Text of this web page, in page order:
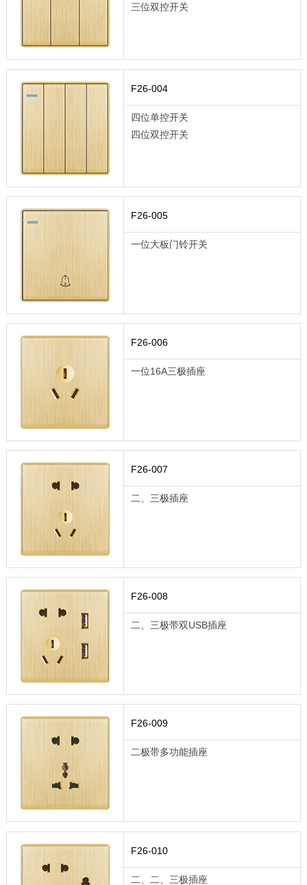
三位双控开关
F26-004
四位单控开关
四位双控开关
F26-005
一位大板门铃开关
F26-006
一位16A三极插座
F26-007
二、三极插座
F26-008
二、三极带双USB插座
F26-009
二极带多功能插座
F26-010
二、二、三极插座